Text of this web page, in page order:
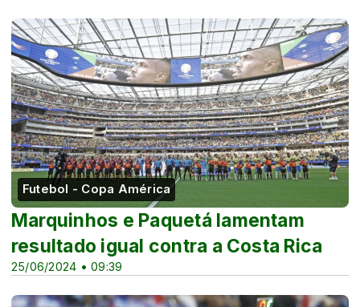
Futebol - Copa América
25/06/2024 • 09:39
Marquinhos e Paquetá lamentam
resultado igual contra a Costa Rica